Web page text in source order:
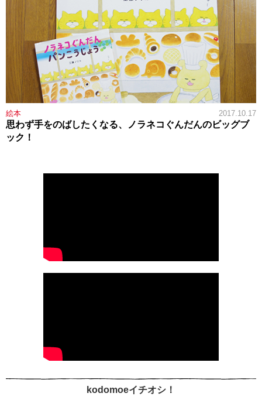
絵本 2017.10.17
思わず手をのばしたくなる、ノラネコぐんだんのビッグブ
ック！
kodomoeイチオシ！